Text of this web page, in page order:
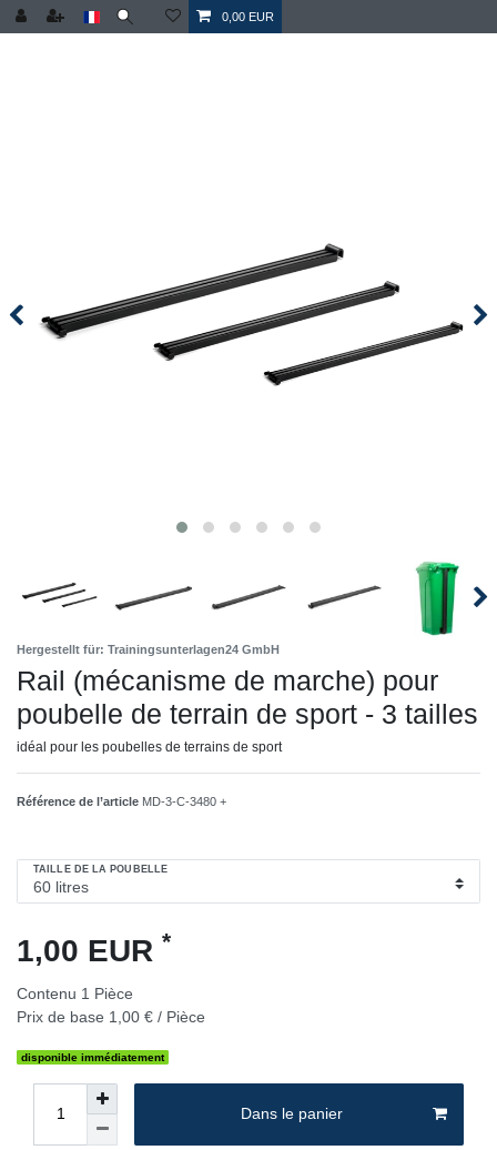
0,00 EUR
Hergestellt für: Trainingsunterlagen24 GmbH
Rail (mécanisme de marche) pour
poubelle de terrain de sport - 3 tailles
idéal pour les poubelles de terrains de sport
Référence de l’article MD-3-C-3480 +
TAILLE DE LA POUBELLE
1,00 EUR *
Contenu 1 Pièce
Prix de base 1,00 € / Pièce
disponible immédiatement
Dans le panier